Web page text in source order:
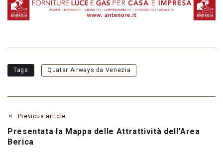
Tags Quatar Airways da Venezia
Previous article
Presentata la Mappa delle Attrattività dell’Area
Berica